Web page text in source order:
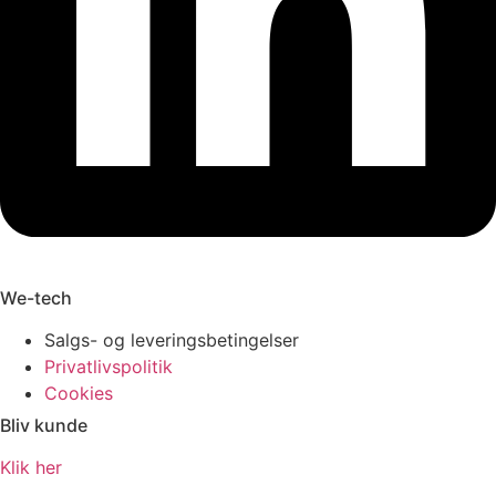
We-tech
Salgs- og leveringsbetingelser
Privatlivspolitik
Cookies
Bliv kunde
Klik her